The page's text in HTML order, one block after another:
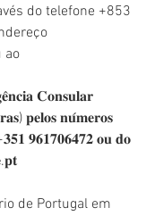
do telefone +853
ao
𝐂𝐨𝐧𝐬𝐮𝐥𝐚𝐫
𝐩𝐞𝐥𝐨𝐬 𝐧𝐮́𝐦𝐞𝐫𝐨𝐬
𝟗𝟔𝟏𝟕𝟎𝟔𝟒𝟕𝟐 𝐨𝐮 𝐝𝐨
de Portugal em